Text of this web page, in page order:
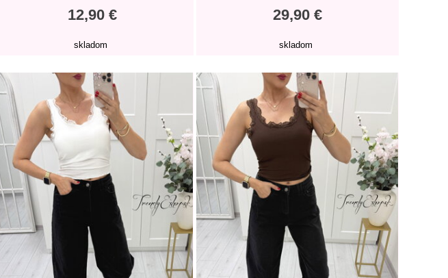
12,90 €
skladom
29,90 €
skladom